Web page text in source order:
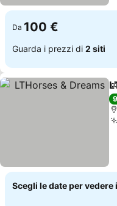
Da 100 €
Guarda i prezzi di 2 siti
Scegli le date per vedere